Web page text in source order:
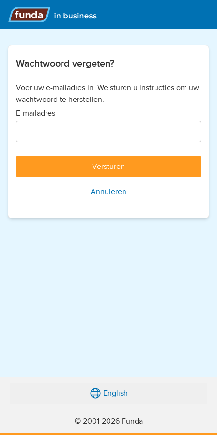
Wachtwoord vergeten?
Voer uw e-mailadres in. We sturen u instructies om uw
wachtwoord te herstellen.
E-mailadres
Versturen
Annuleren
© 2001-2026 Funda
English